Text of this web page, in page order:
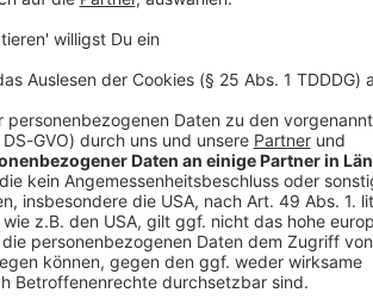
eine E-Mail an: hallo@podever.de
Norddeutschlands
zur Stelle: Christoph Mahlke aus
und Traumatologie. Ralf
ihren Abgang machen: Denn eine
bleibt der Zahn in der Faust stecken.
Hier gibt es viele Rabatte und alle Infos
https://linktr.ee/notaufnahme Ihr möchtet Werbung in